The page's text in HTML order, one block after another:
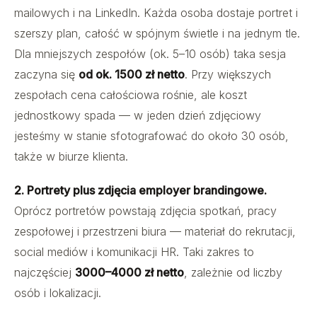
mailowych i na LinkedIn. Każda osoba dostaje portret i
szerszy plan, całość w spójnym świetle i na jednym tle.
Dla mniejszych zespołów (ok. 5–10 osób) taka sesja
zaczyna się od ok. 1500 zł netto. Przy większych
zespołach cena całościowa rośnie, ale koszt
jednostkowy spada — w jeden dzień zdjęciowy
jesteśmy w stanie sfotografować do około 30 osób,
także w biurze klienta.
2. Portrety plus zdjęcia employer brandingowe.
Oprócz portretów powstają zdjęcia spotkań, pracy
zespołowej i przestrzeni biura — materiał do rekrutacji,
social mediów i komunikacji HR. Taki zakres to
najczęściej 3000–4000 zł netto , zależnie od liczby
osób i lokalizacji.